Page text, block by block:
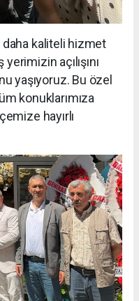
daha kaliteli hizmet
açılışını
yaşıyoruz. Bu özel
konuklarımıza
hayırlı